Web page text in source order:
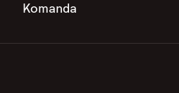
Komanda